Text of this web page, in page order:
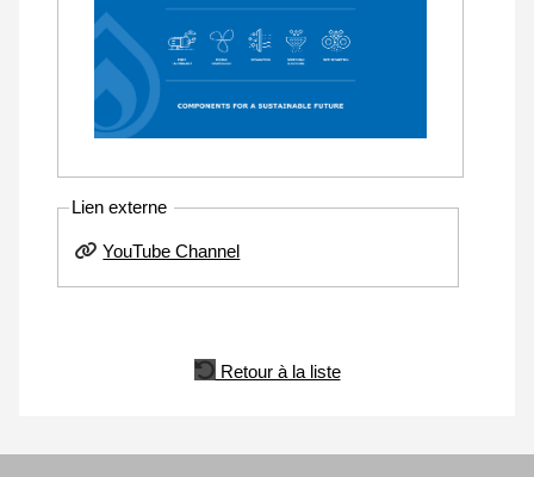
Lien externe
YouTube Channel
Retour à la liste